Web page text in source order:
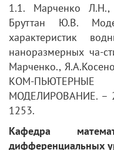
1.1. Марченко
Бруттан Ю.В.
характеристик
наноразмерных ча-
Марченко.,
КОМ-
МОДЕЛИРОВАНИЕ. –
1253.
Кафедра
дифференциальных